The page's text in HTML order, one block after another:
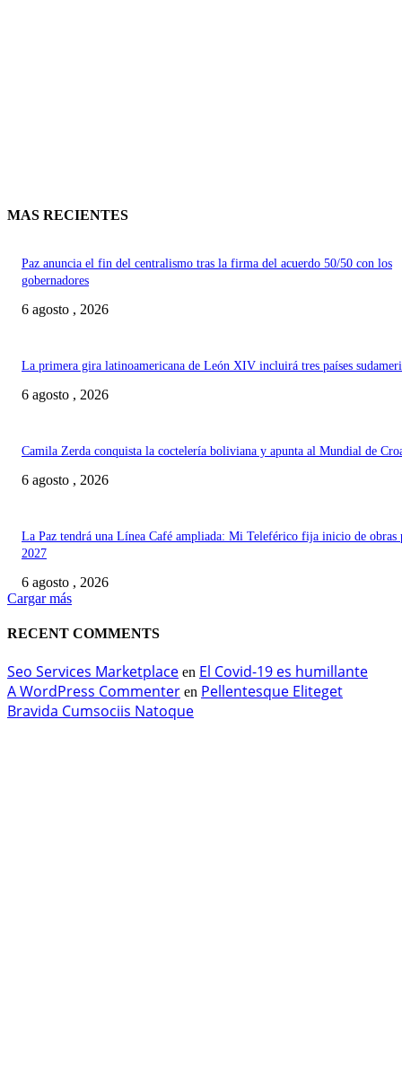
MAS RECIENTES
Paz anuncia el fin del centralismo tras la firma del acuerdo 50/50 con los
gobernadores
6 agosto , 2026
La primera gira latinoamericana de León XIV incluirá tres países
6 agosto , 2026
Camila Zerda conquista la coctelería boliviana y apunta al Mundial de
6 agosto , 2026
La Paz tendrá una Línea Café ampliada: Mi Teleférico fija inicio de obras
2027
6 agosto , 2026
Cargar más
RECENT COMMENTS
Seo Services Marketplace en El Covid-19 es humillante
A WordPress Commenter en Pellentesque Eliteget
Bravida Cumsociis Natoque